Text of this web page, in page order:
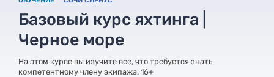
Базовый курс яхтинга |
Черное море
На этом курсе вы изучите все, что требуется знать
компетентному члену экипажа. 16+